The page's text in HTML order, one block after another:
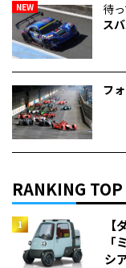
NEW
待
ス
フ
RANKING
シ